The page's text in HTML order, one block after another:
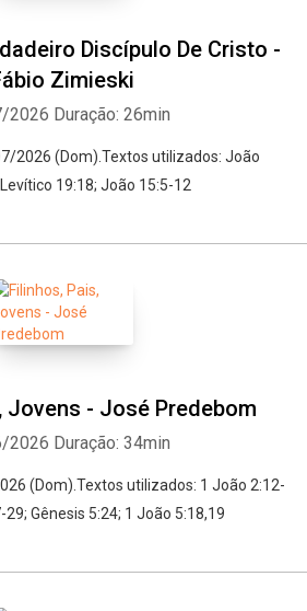
Discípulo De Cristo -
Zimieski
2026 Duração: 26min
2026 (Dom).Textos utilizados: João
19:18; João 15:5-12
Jovens - José Predebom
2026 Duração: 34min
(Dom).Textos utilizados: 1 João 2:12-
Gênesis 5:24; 1 João 5:18,19